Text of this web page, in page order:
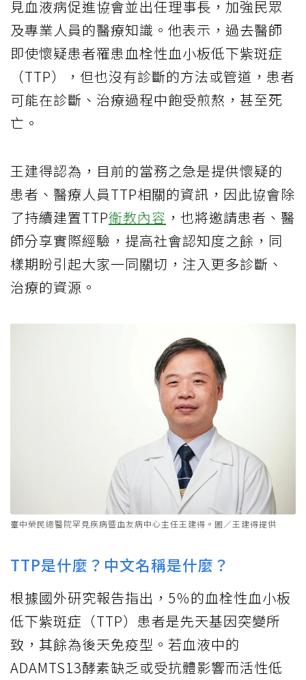
見血液病促進協會並出任理事長，加強民眾
及專業人員的醫療知識。他表示，過去醫師
即使懷疑患者罹患血栓性血小板低下紫斑症
（TTP），但也沒有診斷的方法或管道，患者
可能在診斷、治療過程中飽受煎熬，甚至死
亡。
王建得認為，目前的當務之急是提供懷疑的
患者、醫療人員TTP相關的資訊，因此協會除
了持續建置TTP衛教內容 ，也將邀請患者、醫
師分享實際經驗，提高社會認知度之餘，同
樣期盼引起大家一同關切，注入更多診斷、
治療的資源。
臺中榮民總醫院罕見疾病暨血友病中心主任王建得。圖／王建得提供
TTP是什麼？中文名稱是什麼？
根據國外研究報告指出，5％的血栓性血小板
低下紫斑症（TTP）患者是先天基因突變所
致，其餘為後天免疫型。若血液中的
ADAMTS13酵素缺乏或受抗體影響而活性低